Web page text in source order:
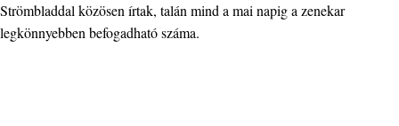
Strömbladdal közösen írtak, talán mind a mai napig a zenekar
legkönnyebben befogadható száma.